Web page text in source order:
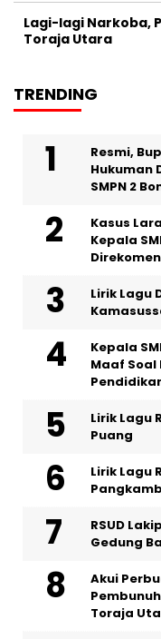
Lagi-lagi Narkoba,
Toraja Utara
TRENDING
Resmi,
Hukuman
SMPN 2
Kasus
Kepala
Lirik Lagu
Kepala
Maaf
Lirik Lagu
Puang
Lirik Lagu
RSUD
Gedung
Akui
Toraja